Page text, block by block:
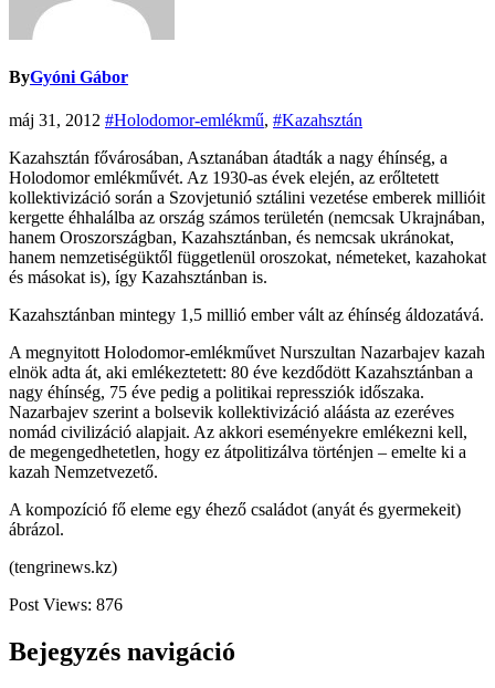
ByGyóni Gábor
máj 31, 2012 #Holodomor-emlékmű, #Kazahsztán
Kazahsztán fővárosában, Asztanában átadták a nagy éhínség, a
Holodomor emlékművét. Az 1930-as évek elején, az erőltetett
kollektivizáció során a Szovjetunió sztálini vezetése emberek millióit
kergette éhhalálba az ország számos területén (nemcsak Ukrajnában,
hanem Oroszországban, Kazahsztánban, és nemcsak ukránokat,
hanem nemzetiségüktől függetlenül oroszokat, németeket, kazahokat
és másokat is), így Kazahsztánban is.
Kazahsztánban mintegy 1,5 millió ember vált az éhínség áldozatává.
A megnyitott Holodomor-emlékművet Nurszultan Nazarbajev kazah
elnök adta át, aki emlékeztetett: 80 éve kezdődött Kazahsztánban a
nagy éhínség, 75 éve pedig a politikai repressziók időszaka.
Nazarbajev szerint a bolsevik kollektivizáció aláásta az ezeréves
nomád civilizáció alapjait. Az akkori eseményekre emlékezni kell,
de megengedhetetlen, hogy ez átpolitizálva történjen – emelte ki a
kazah Nemzetvezető.
A kompozíció fő eleme egy éhező családot (anyát és gyermekeit)
ábrázol.
(tengrinews.kz)
Post Views: 876
Bejegyzés navigáció